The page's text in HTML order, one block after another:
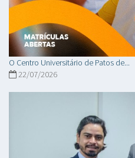
O Centro Universitário de Patos de...
22/07/2026